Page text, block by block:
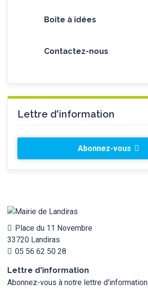
Boîte à idées
Contactez-nous
Lettre d'information
Abonnez-vous
Place du 11 Novembre
33720 Landiras
05 56 62 50 28
Lettre d'information
Abonnez-vous à notre lettre d'information